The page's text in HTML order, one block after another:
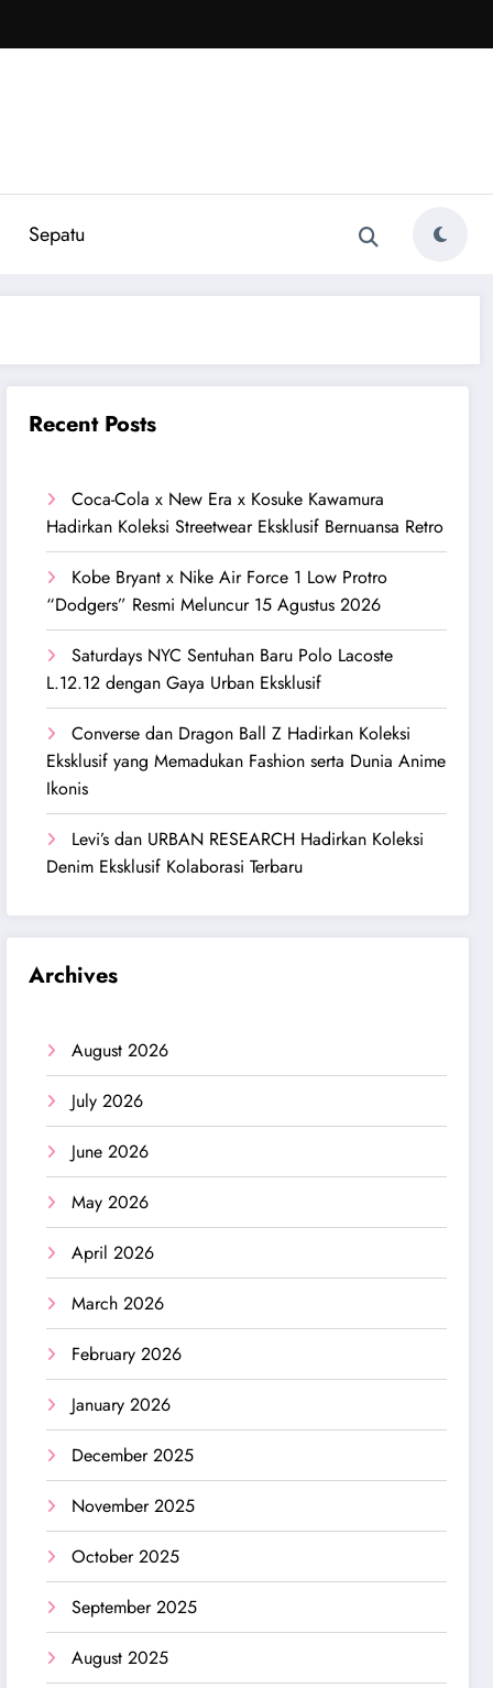
Sepatu
Recent Posts
Coca-Cola x New Era x Kosuke Kawamura
Hadirkan Koleksi Streetwear Eksklusif Bernuansa Retro
Kobe Bryant x Nike Air Force 1 Low Protro
“Dodgers” Resmi Meluncur 15 Agustus 2026
Saturdays NYC Sentuhan Baru Polo Lacoste
L.12.12 dengan Gaya Urban Eksklusif
Converse dan Dragon Ball Z Hadirkan Koleksi
Eksklusif yang Memadukan Fashion serta Dunia Anime
Ikonis
Levi’s dan URBAN RESEARCH Hadirkan Koleksi
Denim Eksklusif Kolaborasi Terbaru
Archives
August 2026
July 2026
June 2026
May 2026
April 2026
March 2026
February 2026
January 2026
December 2025
November 2025
October 2025
September 2025
August 2025